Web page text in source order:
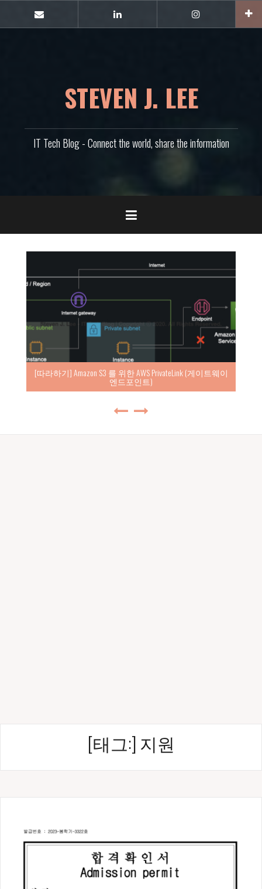
츠
E-
mail
Instagram
STEVEN J. LEE
IT Tech Blog - Connect the world, share the information
[따라하기] Amazon S3 를 위한 AWS PrivateLink (게이트웨이
엔드포인트)
[태그:] 지원